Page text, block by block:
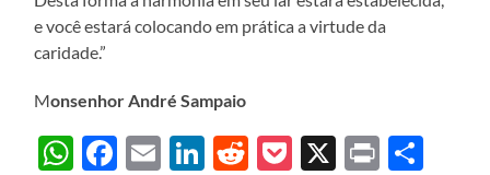
e você estará colocando em prática a virtude da
caridade.”
Monsenhor André Sampaio
WhatsApp
Facebook
EmailLinkedIn
Reddit
Pocket
X Print